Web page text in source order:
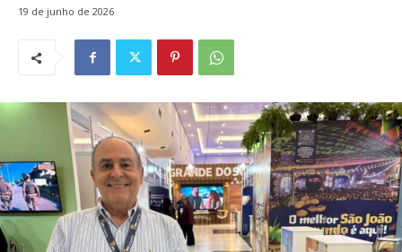
19 de junho de 2026